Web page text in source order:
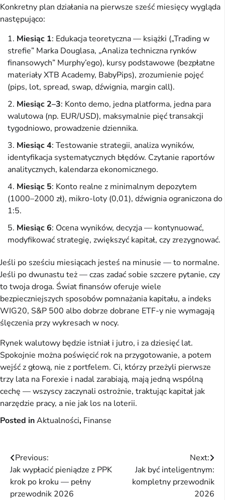
Konkretny plan działania na pierwsze sześć miesięcy wygląda
następująco:
Miesiąc 1: Edukacja teoretyczna — książki („Trading w
strefie” Marka Douglasa, „Analiza techniczna rynków
finansowych” Murphy’ego), kursy podstawowe (bezpłatne
materiały XTB Academy, BabyPips), zrozumienie pojęć
(pips, lot, spread, swap, dźwignia, margin call).
Miesiąc 2–3: Konto demo, jedna platforma, jedna para
walutowa (np. EUR/USD), maksymalnie pięć transakcji
tygodniowo, prowadzenie dziennika.
Miesiąc 4: Testowanie strategii, analiza wyników,
identyfikacja systematycznych błędów. Czytanie raportów
analitycznych, kalendarza ekonomicznego.
Miesiąc 5: Konto realne z minimalnym depozytem
(1000–2000 zł), mikro-loty (0,01), dźwignia ograniczona do
1:5.
Miesiąc 6: Ocena wyników, decyzja — kontynuować,
modyfikować strategię, zwiększyć kapitał, czy zrezygnować.
Jeśli po sześciu miesiącach jesteś na minusie — to normalne.
Jeśli po dwunastu też — czas zadać sobie szczere pytanie, czy
to twoja droga. Świat finansów oferuje wiele
bezpieczniejszych sposobów pomnażania kapitału, a indeks
WIG20, S&P 500 albo dobrze dobrane ETF-y nie wymagają
ślęczenia przy wykresach w nocy.
Rynek walutowy będzie istniał i jutro, i za dziesięć lat.
Spokojnie można poświęcić rok na przygotowanie, a potem
wejść z głową, nie z portfelem. Ci, którzy przeżyli pierwsze
trzy lata na Forexie i nadal zarabiają, mają jedną wspólną
cechę — wszyscy zaczynali ostrożnie, traktując kapitał jak
narzędzie pracy, a nie jak los na loterii.
Posted inAktualności, Finanse
Nawigacja
wpisu
Previous:
Jak wypłacić pieniądze z PPK
krok po kroku — pełny
przewodnik 2026
Next:
Jak być inteligentnym:
kompletny przewodnik
2026